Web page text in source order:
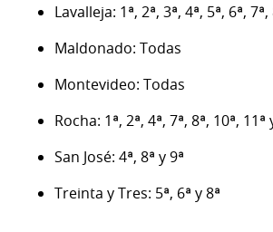
Lavalleja: 1ª, 2ª, 3ª, 4ª, 5ª, 6ª,
Maldonado: Todas
Montevideo: Todas
Rocha: 1ª, 2ª, 4ª, 7ª, 8ª, 10ª, 11ª
San José: 4ª, 8ª y 9ª
Treinta y Tres: 5ª, 6ª y 8ª